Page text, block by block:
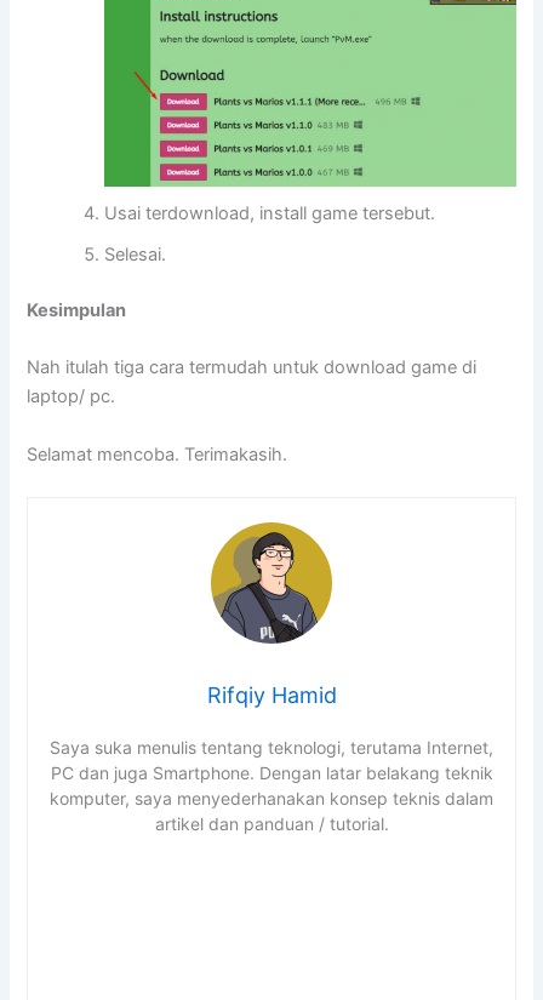
Usai terdownload, install game tersebut.
Selesai.
Kesimpulan
Nah itulah tiga cara termudah untuk download game di
laptop/ pc.
Selamat mencoba. Terimakasih.
Rifqiy Hamid
Saya suka menulis tentang teknologi, terutama Internet,
PC dan juga Smartphone. Dengan latar belakang teknik
komputer, saya menyederhanakan konsep teknis dalam
artikel dan panduan / tutorial.